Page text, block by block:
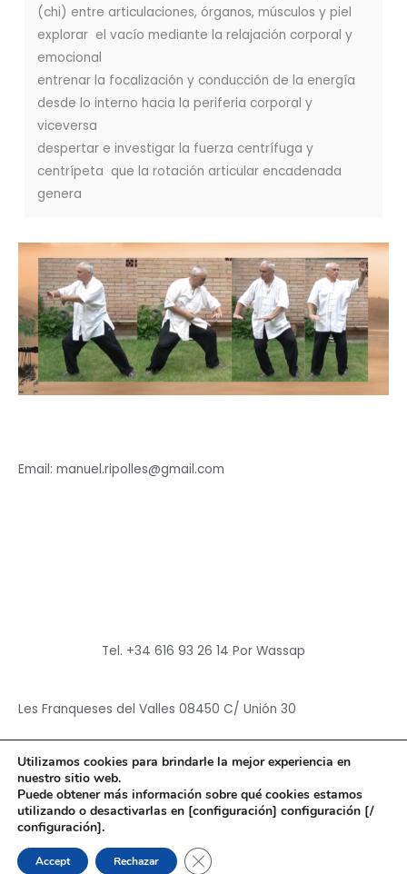
(chi) entre articulaciones, órganos, músculos y piel
explorar el vacío mediante la relajación corporal y
emocional
entrenar la focalización y conducción de la energía
desde lo interno hacia la periferia corporal y
viceversa
despertar e investigar la fuerza centrífuga y
centrípeta que la rotación articular encadenada
genera
Email: manuel.ripolles@gmail.com
Tel. +34 616 93 26 14 Por Wassap
Les Franqueses del Valles 08450 C/ Unión 30
Copyright © 2026Hun Yuan Chen
Powered byHun Yuan Chen
Utilizamos cookies para brindarle la mejor experiencia en
nuestro sitio web.
Puede obtener más información sobre qué cookies estamos
utilizando o desactivarlas en [configuración] configuración [/
configuración].
Accept Rechazar CERRAR EL BANNER DE